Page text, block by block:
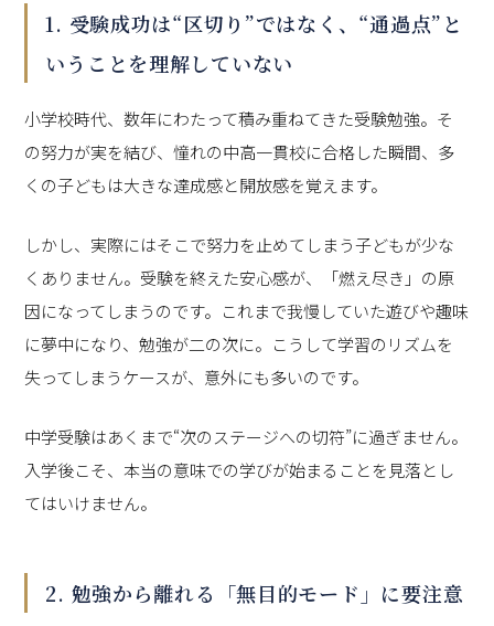
1. 受験成功は“区切り”ではなく、“通過点”と
いうことを理解していない
小学校時代、数年にわたって積み重ねてきた受験勉強。そ
の努力が実を結び、憧れの中高一貫校に合格した瞬間、多
くの子どもは大きな達成感と開放感を覚えます。
しかし、実際にはそこで努力を止めてしまう子どもが少な
くありません。受験を終えた安心感が、「燃え尽き」の原
因になってしまうのです。これまで我慢していた遊びや趣味
に夢中になり、勉強が二の次に。こうして学習のリズムを
失ってしまうケースが、意外にも多いのです。
中学受験はあくまで“次のステージへの切符”に過ぎません。
入学後こそ、本当の意味での学びが始まることを見落とし
てはいけません。
2. 勉強から離れる「無目的モード」に要注意